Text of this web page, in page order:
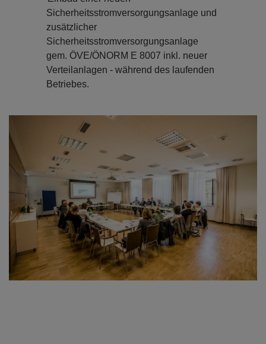
Sicherheitsstromversorgungsanlage und
zusätzlicher
Sicherheitsstromversorgungsanlage
gem. ÖVE/ÖNORM E 8007 inkl. neuer
Verteilanlagen - während des laufenden
Betriebes.